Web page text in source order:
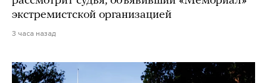
экстремистской организацией
3 часа назад